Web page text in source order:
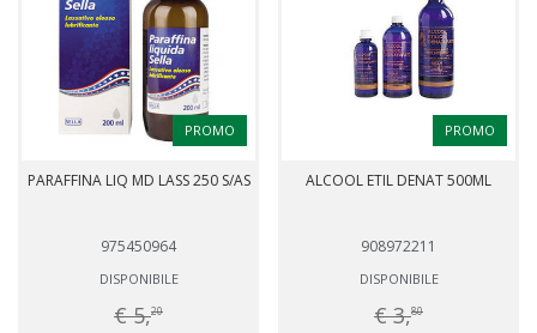
PROMO
PARAFFINA LIQ MD LASS 250 S/AS
975450964
DISPONIBILE
€ 5,20
PROMO
ALCOOL ETIL DENAT 500ML
908972211
DISPONIBILE
€ 3,80